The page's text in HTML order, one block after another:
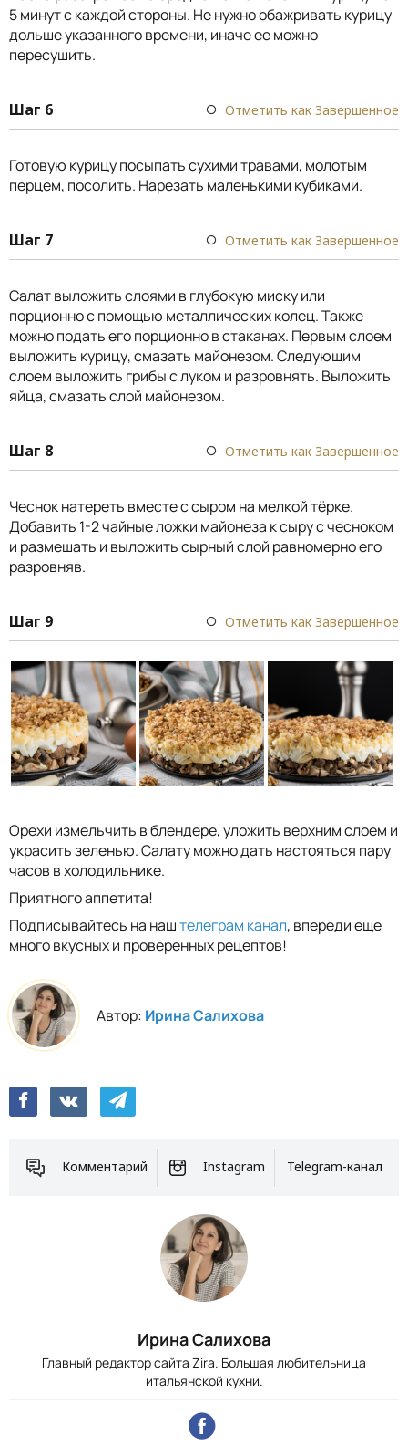
5 минут с каждой стороны. Не нужно обажривать курицу
дольше указанного времени, иначе ее можно
пересушить.
Шаг 6 Отметить как Завершенное
Готовую курицу посыпать сухими травами, молотым
перцем, посолить. Нарезать маленькими кубиками.
Шаг 7 Отметить как Завершенное
Салат выложить слоями в глубокую миску или
порционно с помощью металлических колец. Также
можно подать его порционно в стаканах. Первым слоем
выложить курицу, смазать майонезом. Следующим
слоем выложить грибы с луком и разровнять. Выложить
яйца, смазать слой майонезом.
Шаг 8 Отметить как Завершенное
Чеснок натереть вместе с сыром на мелкой тёрке.
Добавить 1-2 чайные ложки майонеза к сыру с чесноком
и размешать и выложить сырный слой равномерно его
разровняв.
Шаг 9 Отметить как Завершенное
Орехи измельчить в блендере, уложить верхним слоем и
украсить зеленью. Салату можно дать настояться пару
часов в холодильнике.
Приятного аппетита!
Подписывайтесь на наштелеграм канал, впереди еще
много вкусных и проверенных рецептов!
Автор: Ирина Салихова
Комментарий Instagram Telegram-канал
Ирина Салихова
Главный редактор сайта Zira. Большая любительница
итальянской кухни.